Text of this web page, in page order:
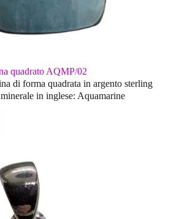
quadrato AQMP/02
di forma quadrata in argento sterling
in inglese: Aquamarine